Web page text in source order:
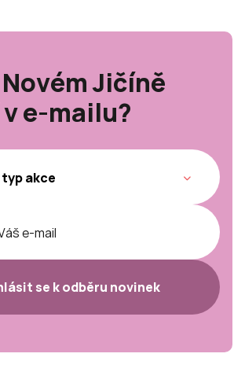
Jičíně
e-mailu?
se k odběru novinek